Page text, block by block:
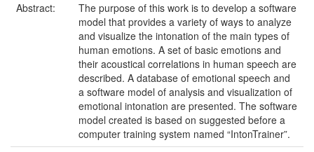
Abstract:
The purpose of this work is to develop a software
model that provides a variety of ways to analyze
and visualize the intonation of the main types of
human emotions. A set of basic emotions and
their acoustical correlations in human speech are
described. A database of emotional speech and
a software model of analysis and visualization of
emotional intonation are presented. The software
model created is based on suggested before a
computer training system named “IntonTrainer”.